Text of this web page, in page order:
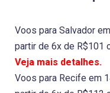
Voos para Salvador
partir de 6x de R$101
Veja mais detalhes.
Voos para Recife em